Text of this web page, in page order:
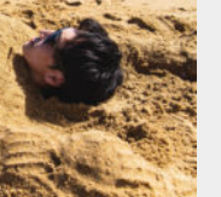
AKIHITO(細マッチョ)